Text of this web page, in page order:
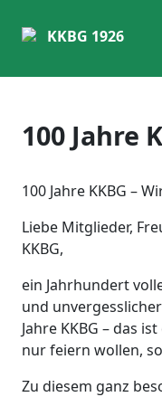
KKBG 1926
100 Jahre
100 Jahre KKBG –
Liebe Mitglieder,
KKBG,
ein Jahrhundert
und
Jahre KKBG – das
nur feiern wollen,
Zu diesem ganz